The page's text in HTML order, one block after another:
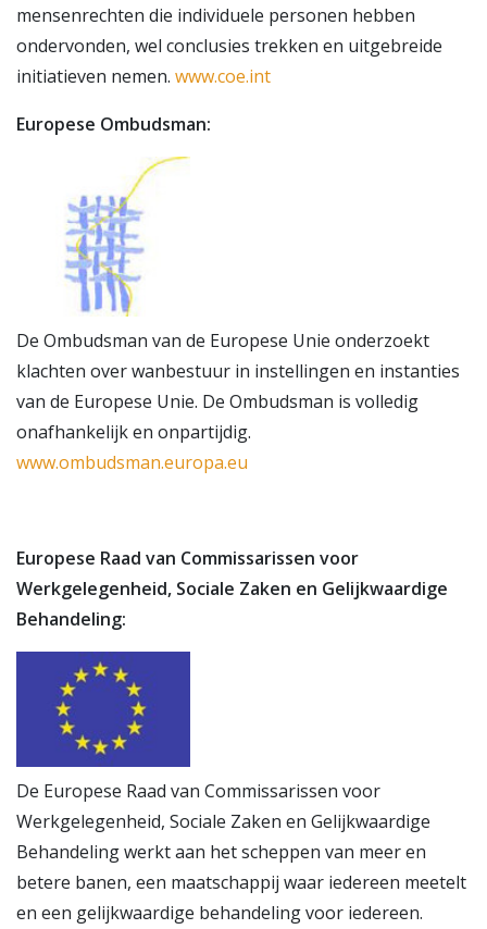
mensenrechten die individuele personen hebben
ondervonden, wel conclusies trekken en uitgebreide
initiatieven nemen. www.coe.int
Europese Ombudsman:
De Ombudsman van de Europese Unie onderzoekt
klachten over wanbestuur in instellingen en instanties
van de Europese Unie. De Ombudsman is volledig
onafhankelijk en onpartijdig.
www.ombudsman.europa.eu
Europese Raad van Commissarissen voor
Werkgelegenheid, Sociale Zaken en Gelijkwaardige
Behandeling:
De Europese Raad van Commissarissen voor
Werkgelegenheid, Sociale Zaken en Gelijkwaardige
Behandeling werkt aan het scheppen van meer en
betere banen, een maatschappij waar iedereen meetelt
en een gelijkwaardige behandeling voor iedereen.